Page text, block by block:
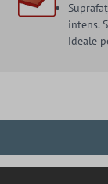
intens.
ideale